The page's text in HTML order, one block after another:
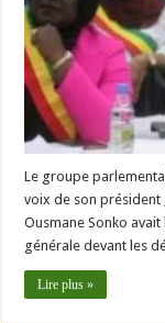
Le groupe
voix de son président
Ousmane Sonko
générale devant les
Lire plus »